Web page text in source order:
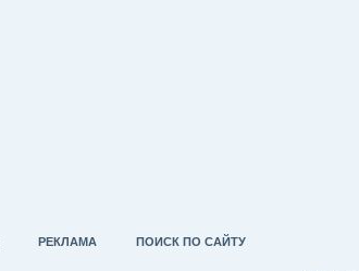
РЕКЛАМА ПОИСК ПО САЙТУ